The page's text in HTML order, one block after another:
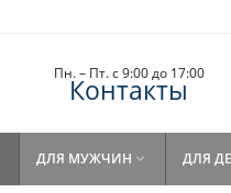
Пн. – Пт. с 9:00 до 17:00
Контакты
ДЛЯ МУЖЧИН  ДЛЯ